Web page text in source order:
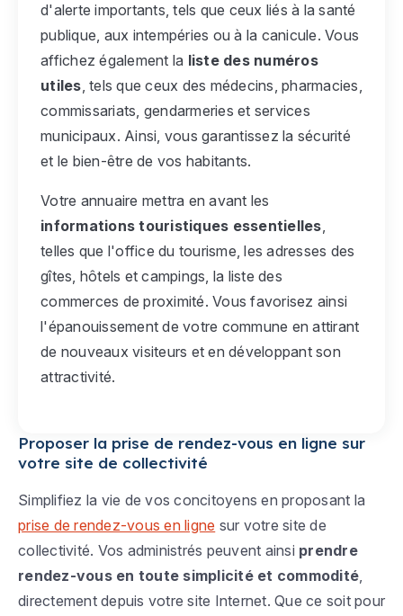
d'alerte importants, tels que ceux liés à la santé
publique, aux intempéries ou à la canicule. Vous
affichez également la liste des numéros
utiles, tels que ceux des médecins, pharmacies,
commissariats, gendarmeries et services
municipaux. Ainsi, vous garantissez la sécurité
et le bien-être de vos habitants.
Votre annuaire mettra en avant les
informations touristiques essentielles,
telles que l'office du tourisme, les adresses des
gîtes, hôtels et campings, la liste des
commerces de proximité. Vous favorisez ainsi
l'épanouissement de votre commune en attirant
de nouveaux visiteurs et en développant son
attractivité.
Proposer la prise de rendez-vous en ligne sur
votre site de collectivité
Simplifiez la vie de vos concitoyens en proposant la
prise de rendez-vous en ligne sur votre site de
collectivité. Vos administrés peuvent ainsi prendre
rendez-vous en toute simplicité et commodité,
directement depuis votre site Internet. Que ce soit pour